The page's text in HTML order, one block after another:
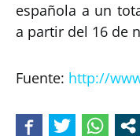
española a un
a partir del 16 de
Fuente: http://